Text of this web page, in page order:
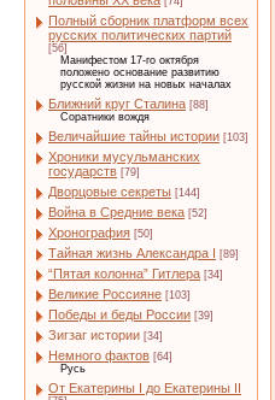
Полный сборник платформ всех
русских политических партий
[56]
Манифестом 17-го октября
положено основание развитию
русской жизни на новых началах
Ближний круг Сталина [88]
Соратники вождя
Величайшие тайны истории [103]
Хроники мусульманских
государств [79]
Дворцовые секреты [144]
Война в Средние века [52]
Хронография [50]
Тайная жизнь Александра I [89]
“Пятая колонна” Гитлера [34]
Великие Россияне [103]
Победы и беды России [39]
Зигзаг истории [34]
Немного фактов [64]
Русь
От Екатерины I до Екатерины II